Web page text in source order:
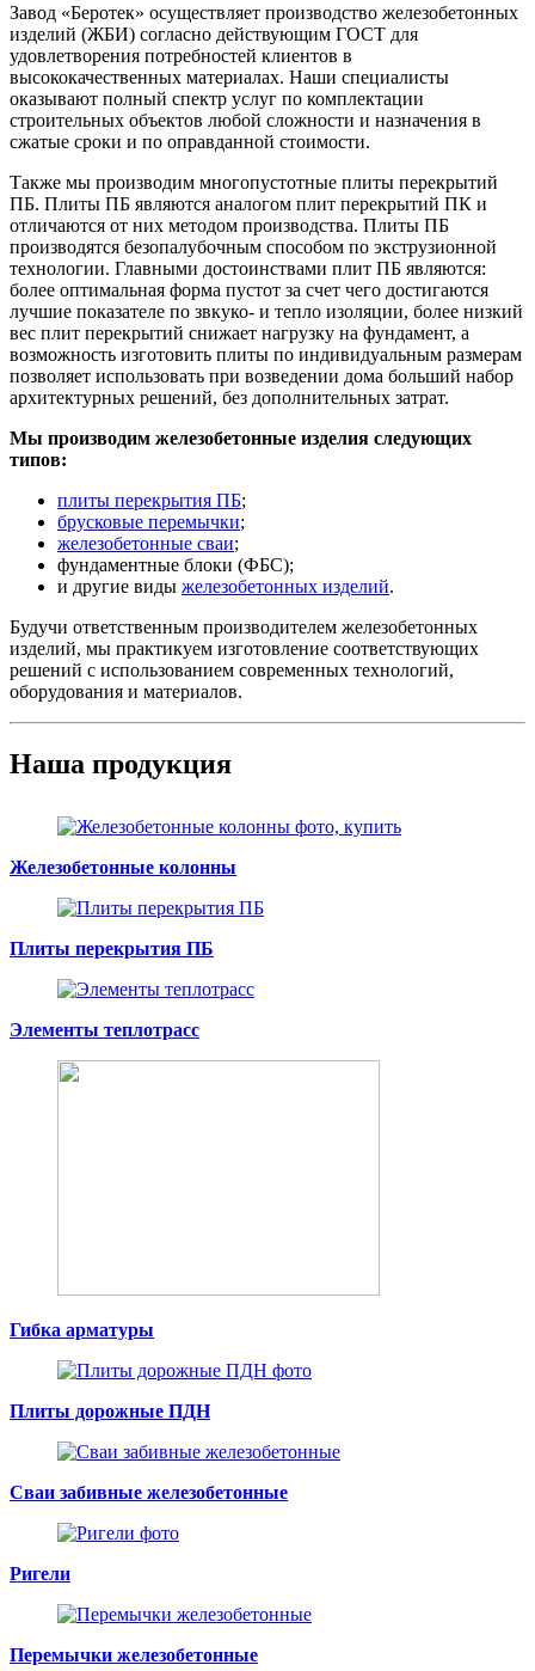
Завод «Беротек» осуществляет производство железобетонных
изделий (ЖБИ) согласно действующим ГОСТ для
удовлетворения потребностей клиентов в
высококачественных материалах. Наши специалисты
оказывают полный спектр услуг по комплектации
строительных объектов любой сложности и назначения в
сжатые сроки и по оправданной стоимости.
Также мы производим многопустотные плиты перекрытий
ПБ. Плиты ПБ являются аналогом плит перекрытий ПК и
отличаются от них методом производства. Плиты ПБ
производятся безопалубочным способом по экструзионной
технологии. Главными достоинствами плит ПБ являются:
более оптимальная форма пустот за счет чего достигаются
лучшие показателе по звкуко- и тепло изоляции, более низкий
вес плит перекрытий снижает нагрузку на фундамент, а
возможность изготовить плиты по индивидуальным размерам
позволяет использовать при возведении дома больший набор
архитектурных решений, без дополнительных затрат.
Мы производим железобетонные изделия следующих
типов:
плиты перекрытия ПБ;
брусковые перемычки;
железобетонные сваи;
фундаментные блоки (ФБС);
и другие виды железобетонных изделий.
Будучи ответственным производителем железобетонных
изделий, мы практикуем изготовление соответствующих
решений с использованием современных технологий,
оборудования и материалов.
Наша продукция
Железобетонные колонны
Плиты перекрытия ПБ
Элементы теплотрасс
Гибка арматуры
Плиты дорожные ПДН
Сваи забивные железобетонные
Ригели
Перемычки железобетонные